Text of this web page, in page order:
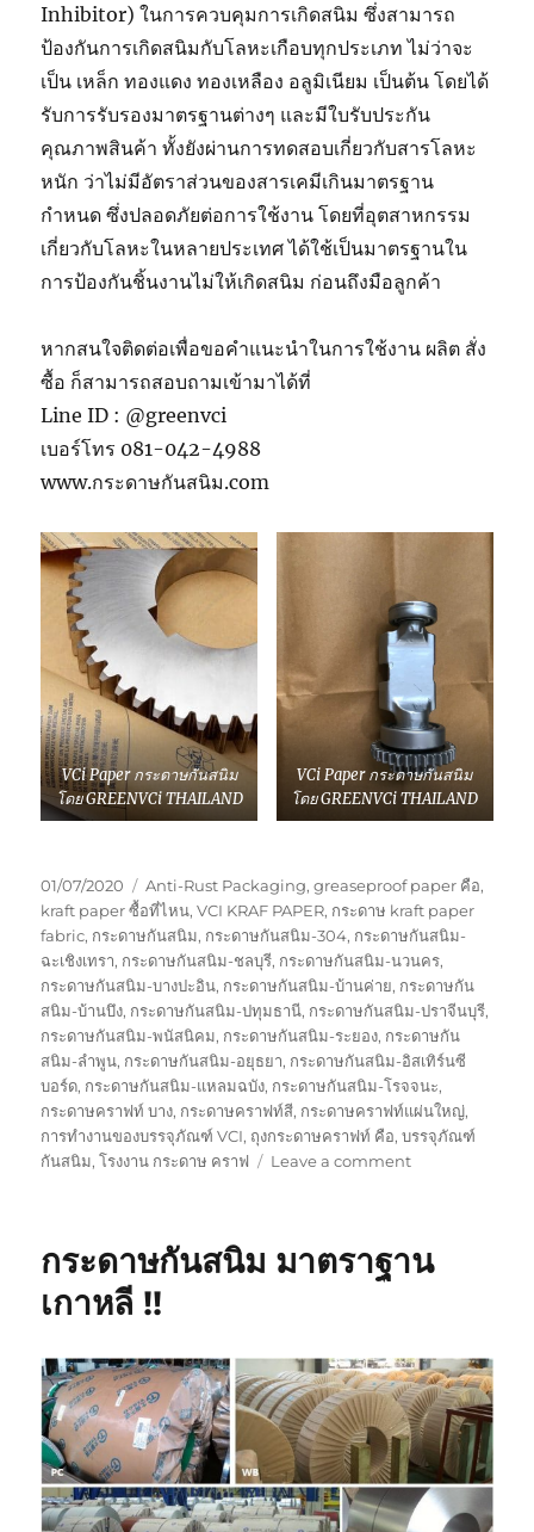
Inhibitor) ในการควบคุมการเกิดสนิม ซึ่งสามารถ
ป้องกันการเกิดสนิมกับโลหะเกือบทุกประเภท ไม่ว่าจะ
เป็น เหล็ก ทองแดง ทองเหลือง อลูมิเนียม เป็นต้น โดยได้
รับการรับรองมาตรฐานต่างๆ และมีใบรับประกัน
คุณภาพสินค้า ทั้งยังผ่านการทดสอบเกี่ยวกับสารโลหะ
หนัก ว่าไม่มีอัตราส่วนของสารเคมีเกินมาตรฐาน
กำหนด ซึ่งปลอดภัยต่อการใช้งาน โดยที่อุตสาหกรรม
เกี่ยวกับโลหะในหลายประเทศ ได้ใช้เป็นมาตรฐานใน
การป้องกันชิ้นงานไม่ให้เกิดสนิม ก่อนถึงมือลูกค้า
หากสนใจติดต่อเพื่อขอคำแนะนำในการใช้งาน ผลิต สั่ง
ซื้อ ก็สามารถสอบถามเข้ามาได้ที่
Line ID : @greenvci
เบอร์โทร 081-042-4988
www.กระดาษกันสนิม.com
VCi Paper กระดาษกันสนิม
โดย GREENVCi THAILAND
VCi Paper กระดาษกันสนิม
โดย GREENVCi THAILAND
Posted
on
01/07/2020 Tags
Anti-Rust Packaging,greaseproof paper คือ,
kraft paper ซื้อที่ไหน,VCI KRAF PAPER, กระดาษ kraft paper
fabric, กระดาษกันสนิม, กระดาษกันสนิม-304, กระดาษกันสนิม-
ฉะเชิงเทรา, กระดาษกันสนิม-ชลบุรี, กระดาษกันสนิม-นวนคร,
กระดาษกันสนิม-บางปะอิน, กระดาษกันสนิม-บ้านค่าย, กระดาษกัน
สนิม-บ้านบึง, กระดาษกันสนิม-ปทุมธานี, กระดาษกันสนิม-ปราจีนบุรี,
กระดาษกันสนิม-พนัสนิคม, กระดาษกันสนิม-ระยอง, กระดาษกัน
สนิม-ลำพูน, กระดาษกันสนิม-อยุธยา, กระดาษกันสนิม-อิสเทิร์นซี
บอร์ด, กระดาษกันสนิม-แหลมฉบัง, กระดาษกันสนิม-โรจจนะ,
กระดาษคราฟท์ บาง, กระดาษคราฟท์สี, กระดาษคราฟท์แผ่นใหญ่,
การทำงานของบรรจุภัณฑ์ VCI, ถุงกระดาษคราฟท์ คือ,บรรจุภัณฑ์
กันสนิม,โรงงาน กระดาษ คราฟ Leave a commenton
กัน
ทองแดง
ทอง
เหลือง
ฯลฯ
กระดาษกันสนิม มาตราฐาน
เกาหลี !!